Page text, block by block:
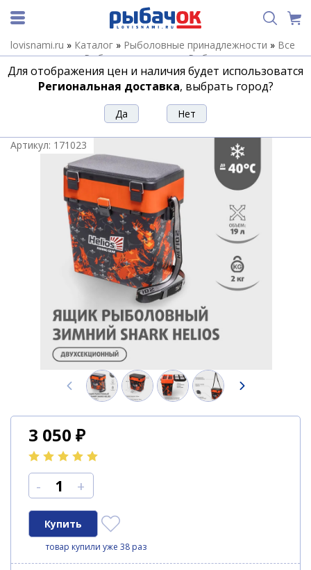
lovisnami.ru » Каталог » Рыболовные принадлежности » Все
для хранения»Рыболовные ящики»Рыболовные ящики
Helios»Ящик рыболовный зимний Helios SHARK 19л
оранжевый
Ящик рыболовный зимний Helios
SHARK 19л оранжевый
Артикул: 171023
3 050 ₽
- +
товар купили уже 38 раз
Для отображения цен и наличия будет использоватся
Региональная доставка, выбрать город?